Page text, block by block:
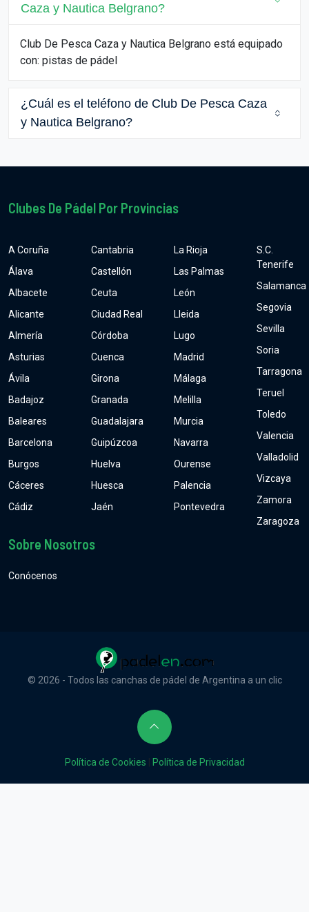
Caza y Nautica Belgrano?
Club De Pesca Caza y Nautica Belgrano está equipado
con: pistas de pádel
¿Cuál es el teléfono de Club De Pesca Caza
y Nautica Belgrano?
Clubes De Pádel Por Provincias
A Coruña
Álava
Albacete
Alicante
Almería
Asturias
Ávila
Badajoz
Baleares
Barcelona
Burgos
Cáceres
Cádiz
Cantabria
Castellón
Ceuta
Ciudad Real
Córdoba
Cuenca
Girona
Granada
Guadalajara
Guipúzcoa
Huelva
Huesca
Jaén
La Rioja
Las Palmas
León
Lleida
Lugo
Madrid
Málaga
Melilla
Murcia
Navarra
Ourense
Palencia
Pontevedra
S.C.
Tenerife
Salamanca
Segovia
Sevilla
Soria
Tarragona
Teruel
Toledo
Valencia
Valladolid
Vizcaya
Zamora
Zaragoza
Sobre Nosotros
Conócenos
© 2026 - Todos las canchas de pádel de Argentina a un clic
Política de Cookies Política de Privacidad